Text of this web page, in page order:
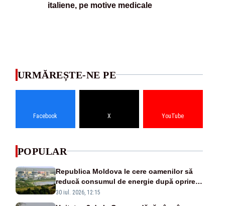
italiene, pe motive medicale
URMĂREȘTE-NE PE
Facebook X YouTube
POPULAR
Republica Moldova le cere oamenilor să
reducă consumul de energie după oprirea
reactoarelor de la Cernavodă
30 iul. 2026, 12:15